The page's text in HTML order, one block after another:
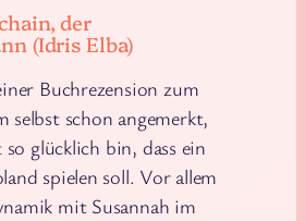
der
(Idris Elba)
Buchrezension zum
selbst schon angemerkt,
glücklich bin, dass ein
spielen soll. Vor allem
mit Susannah im